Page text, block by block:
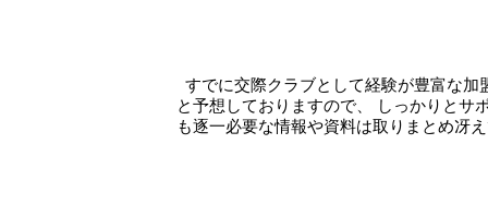
すでに交際クラブとして経験が豊富な
と予想しておりますので、 しっかりとサ
も逐一必要な情報や資料は取りまとめ